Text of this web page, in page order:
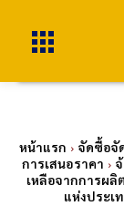
หน้าแรก จัดซื้อจั
การเสนอราคา
เหลือจากการผลิ
แห่งประเ